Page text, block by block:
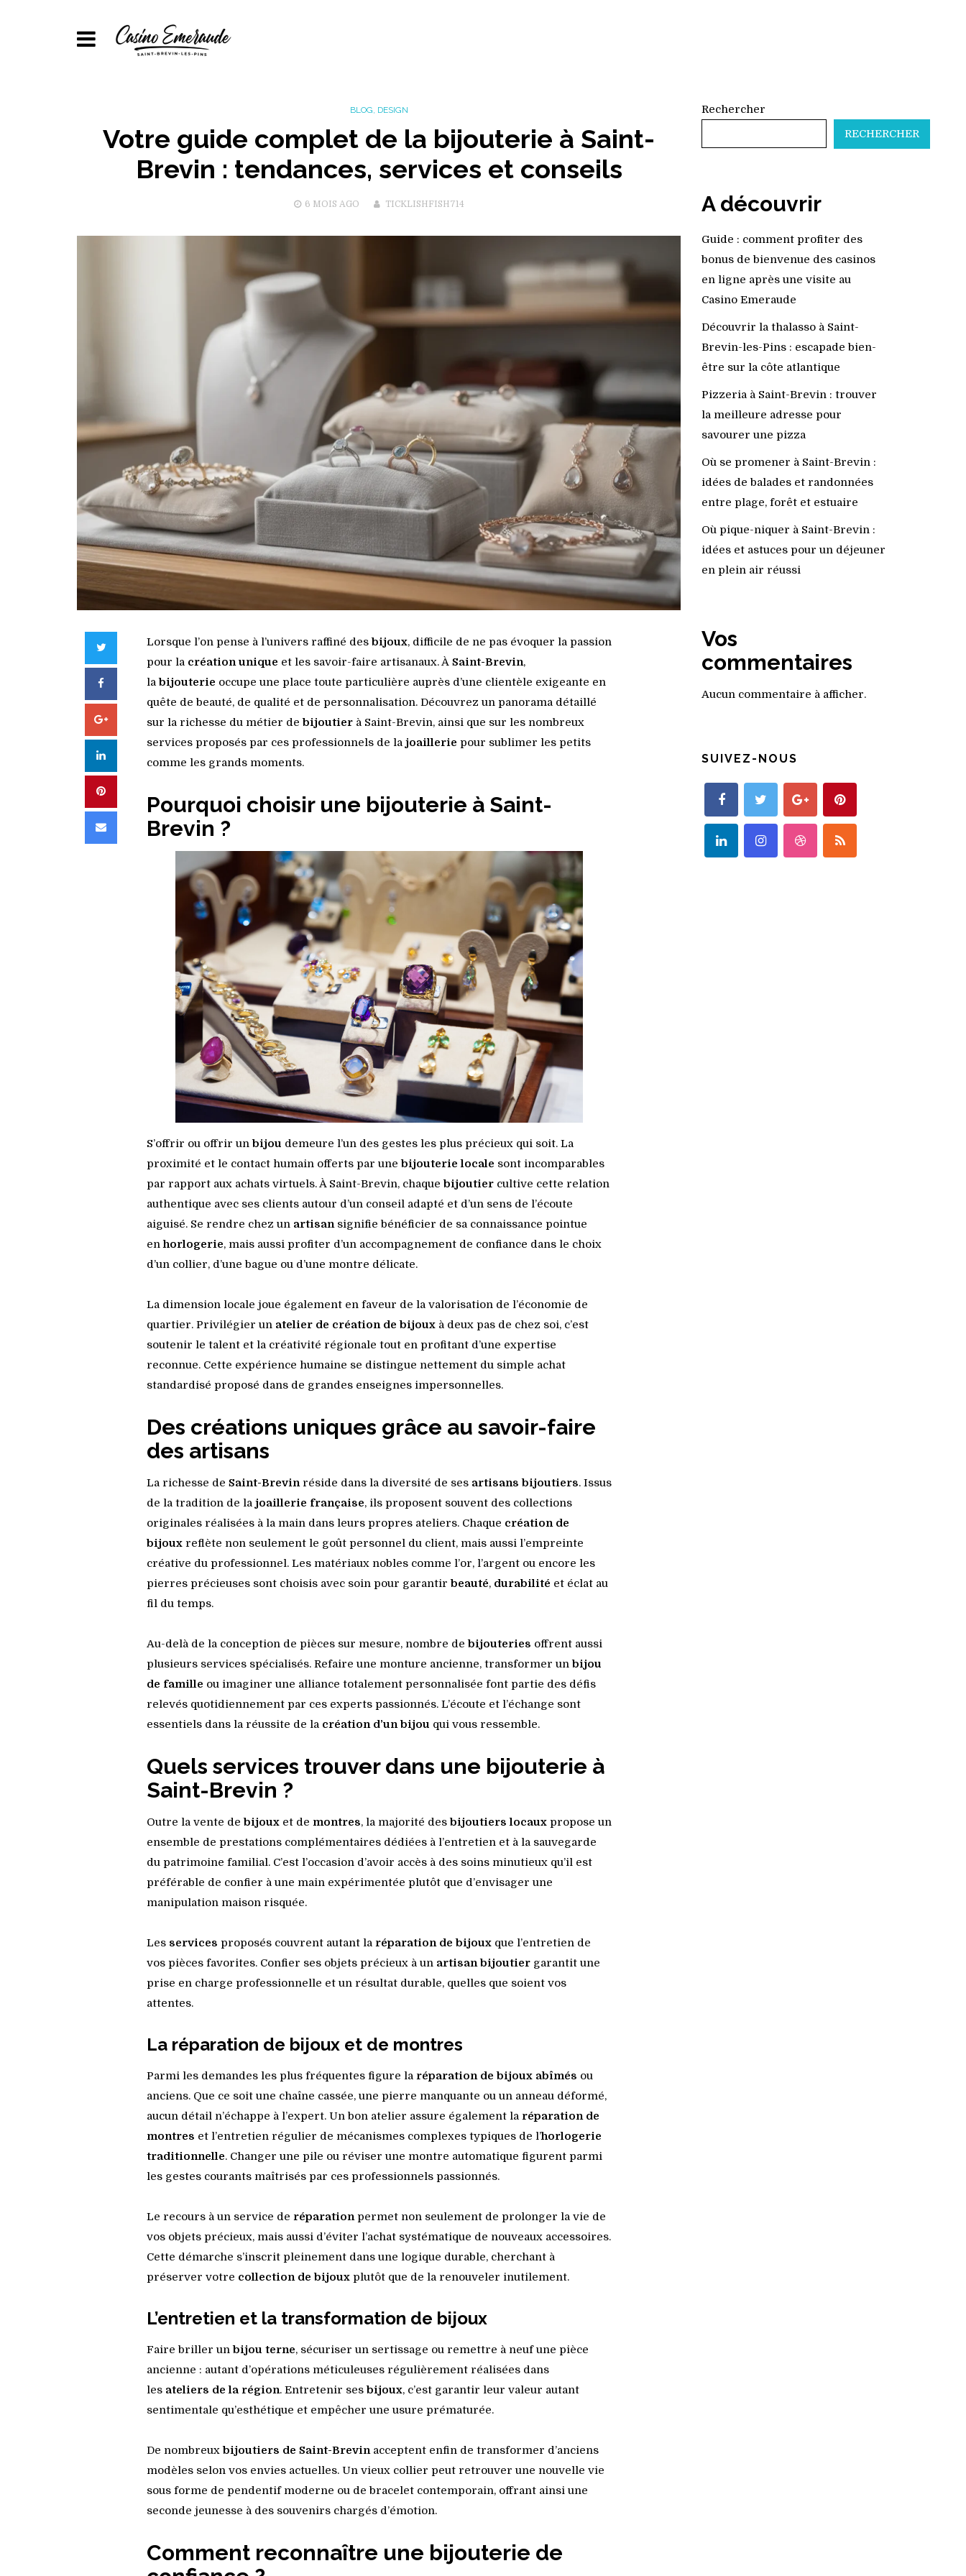
BLOG, DESIGN
Votre guide complet de la bijouterie à Saint-
Brevin : tendances, services et conseils
6 MOIS AGO TICKLISHFISH714
Twitter
Facebook
Google+
LinkedIn
Pinterest
Email
Lorsque l’on pense à l’univers raffiné desbijoux, difficile de ne pas évoquer la passion
pour la création unique et les savoir-faire artisanaux. À Saint-Brevin,
labijouterie occupe une place toute particulière auprès d’une clientèle exigeante en
quête de beauté, de qualité et de personnalisation. Découvrez un panorama détaillé
sur la richesse du métier debijoutierà Saint-Brevin, ainsi que sur les nombreux
services proposés par ces professionnels de la joaillerie pour sublimer les petits
comme les grands moments.
Pourquoi choisir une bijouterie à Saint-
Brevin ?
S’offrir ou offrir unbijou demeure l’un des gestes les plus précieux qui soit. La
proximité et le contact humain offerts par unebijouterie locale sont incomparables
par rapport aux achats virtuels. À Saint-Brevin, chaquebijoutiercultive cette relation
authentique avec ses clients autour d’un conseil adapté et d’un sens de l’écoute
aiguisé. Se rendre chez un artisansignifie bénéficier de sa connaissance pointue
enhorlogerie, mais aussi profiter d’un accompagnement de confiance dans le choix
d’un collier, d’une bague ou d’une montre délicate.
La dimension locale joue également en faveur de la valorisation de l’économie de
quartier. Privilégier un atelier de création de bijouxà deux pas de chez soi, c’est
soutenir le talent et la créativité régionale tout en profitant d’une expertise
reconnue. Cette expérience humaine se distingue nettement du simple achat
standardisé proposé dans de grandes enseignes impersonnelles.
Des créations uniques grâce au savoir-faire
des artisans
La richesse de Saint-Brevinréside dans la diversité de ses artisans bijoutiers. Issus
de la tradition de la joaillerie française, ils proposent souvent des collections
originales réalisées à la main dans leurs propres ateliers. Chaque création de
bijouxreflète non seulement le goût personnel du client, mais aussi l’empreinte
créative du professionnel. Les matériaux nobles comme l’or, l’argent ou encore les
pierres précieuses sont choisis avec soin pour garantirbeauté, durabilité et éclat au
fil du temps.
Au-delà de la conception de pièces sur mesure, nombre debijouteries offrent aussi
plusieurs services spécialisés. Refaire une monture ancienne, transformer unbijou
de famille ou imaginer une alliance totalement personnalisée font partie des défis
relevés quotidiennement par ces experts passionnés. L’écoute et l’échange sont
essentiels dans la réussite de la création d’un bijou qui vous ressemble.
Quels services trouver dans une bijouterie à
Saint-Brevin ?
Outre la vente debijouxet de montres, la majorité desbijoutiers locauxpropose un
ensemble de prestations complémentaires dédiées à l’entretien et à la sauvegarde
du patrimoine familial. C’est l’occasion d’avoir accès à des soins minutieux qu’il est
préférable de confier à une main expérimentée plutôt que d’envisager une
manipulation maison risquée.
Les services proposés couvrent autant la réparation de bijouxque l’entretien de
vos pièces favorites. Confier ses objets précieux à un artisan bijoutiergarantit une
prise en charge professionnelle et un résultat durable, quelles que soient vos
attentes.
La réparation de bijoux et de montres
Parmi les demandes les plus fréquentes figure la réparation de bijoux abîmés ou
anciens. Que ce soit une chaîne cassée, une pierre manquante ou un anneau déformé,
aucun détail n’échappe à l’expert. Un bon atelier assure également la réparation de
montres et l’entretien régulier de mécanismes complexes typiques de l’horlogerie
traditionnelle. Changer une pile ou réviser une montre automatique figurent parmi
les gestes courants maîtrisés par ces professionnels passionnés.
Le recours à un service de réparationpermet non seulement de prolonger la vie de
vos objets précieux, mais aussi d’éviter l’achat systématique de nouveaux accessoires.
Cette démarche s’inscrit pleinement dans une logique durable, cherchant à
préserver votre collection de bijouxplutôt que de la renouveler inutilement.
L’entretien et la transformation de bijoux
Faire briller unbijou terne, sécuriser un sertissage ou remettre à neuf une pièce
ancienne : autant d’opérations méticuleuses régulièrement réalisées dans
les ateliers de la région. Entretenir sesbijoux, c’est garantir leur valeur autant
sentimentale qu’esthétique et empêcher une usure prématurée.
De nombreuxbijoutiers de Saint-Brevinacceptent enfin de transformer d’anciens
modèles selon vos envies actuelles. Un vieux collier peut retrouver une nouvelle vie
sous forme de pendentif moderne ou de bracelet contemporain, offrant ainsi une
seconde jeunesse à des souvenirs chargés d’émotion.
Comment reconnaître une bijouterie de
Rechercher
RECHERCHER
A découvrir
Guide : comment profiter des
bonus de bienvenue des casinos
en ligne après une visite au
Casino Emeraude
Découvrir la thalasso à Saint-
Brevin-les-Pins : escapade bien-
être sur la côte atlantique
Pizzeria à Saint-Brevin : trouver
la meilleure adresse pour
savourer une pizza
Où se promener à Saint-Brevin :
idées de balades et randonnées
entre plage, forêt et estuaire
Où pique-niquer à Saint-Brevin :
idées et astuces pour un déjeuner
en plein air réussi
Vos
commentaires
Aucun commentaire à afficher.
SUIVEZ-NOUS